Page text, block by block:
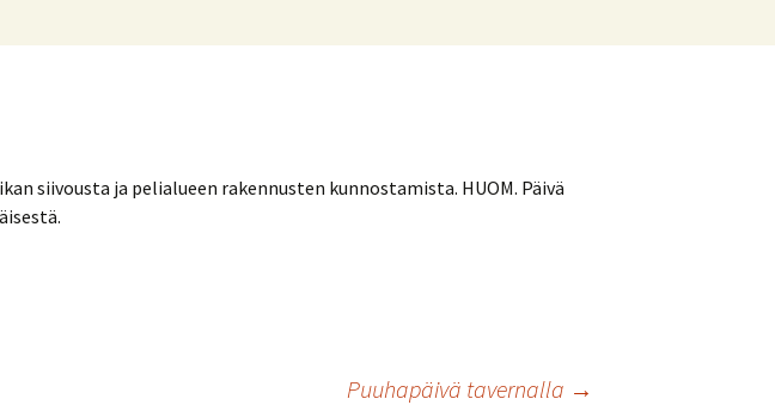
siivousta ja pelialueen rakennusten kunnostamista. HUOM. Päivä
Puuhapäivä tavernalla →